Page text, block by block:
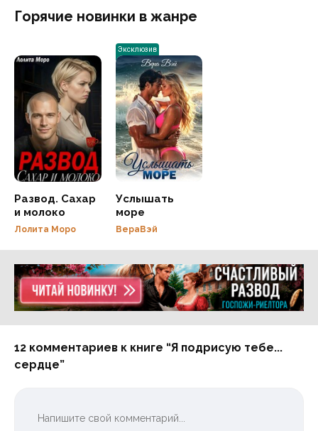
Горячие новинки в жанре
Развод. Сахар
и молоко
Лолита Моро
Эксклюзив
Услышать
море
ВераВэй
Реклама 16+ АО «ЛитГород»
12 комментариев к книге “Я подрисую тебе...
сердце”